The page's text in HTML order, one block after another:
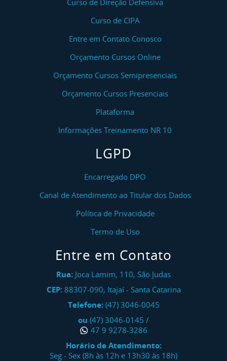
Curso de Direção Defensiva
Curso de CIPA
Entre em Contato Conosco
Orçamento Cursos Online
Orçamento Cursos Semipresenciais
Orçamento Cursos Presenciais
Plataforma
Informações Treinamento NR 10
LGPD
Encarregado DPO
Canal de Atendimento ao Titular dos Dados
Política de Privacidade
Termo de Uso
Entre em Contato
Rua: Joca Lamim, 110, São Judas
CEP: 88307-090, Itajaí- Santa Catarina
Telefone: (47) 3046-0045
ou (47) 3046-0145 /
47 9 9278-3286
Horário de Atendimento:
Seg - Sex (8h às 12h e 13h30 às 18h)